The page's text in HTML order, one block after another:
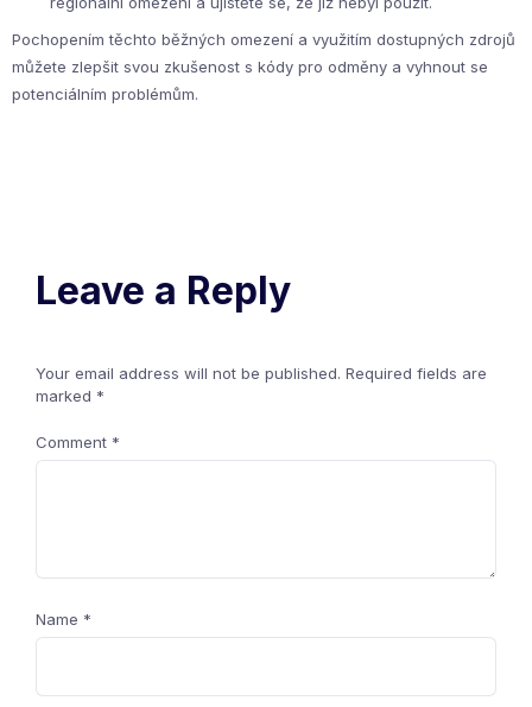
Pochopením těchto běžných omezení a využitím dostupných zdrojů
můžete zlepšit svou zkušenost s kódy pro odměny a vyhnout se
potenciálním problémům.
Leave a Reply
Your email address will not be published. Required fields are
marked *
Comment *
Name *